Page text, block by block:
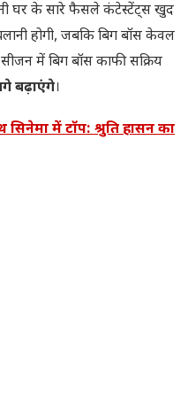
घर के सारे फैसले कंटेस्टेंट्स खुद
होगी, जबकि बिग बॉस केवल
में बिग बॉस काफी सक्रिय
बढ़ाएंगे।
में टॉप: श्रुति हासन का